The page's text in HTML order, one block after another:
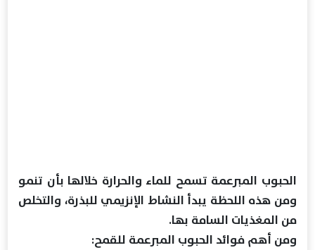
الحبوب المبرعمة تسمح للماء والحرارة خلالها بأن تنمو
ومن هذه اللحظة يبدأ النشاط الإنزيمي للبذرة، والتخلص
من المغذيات السامة بها.
ومن أهم فوائد الحبوب المبرعمة للقمح: